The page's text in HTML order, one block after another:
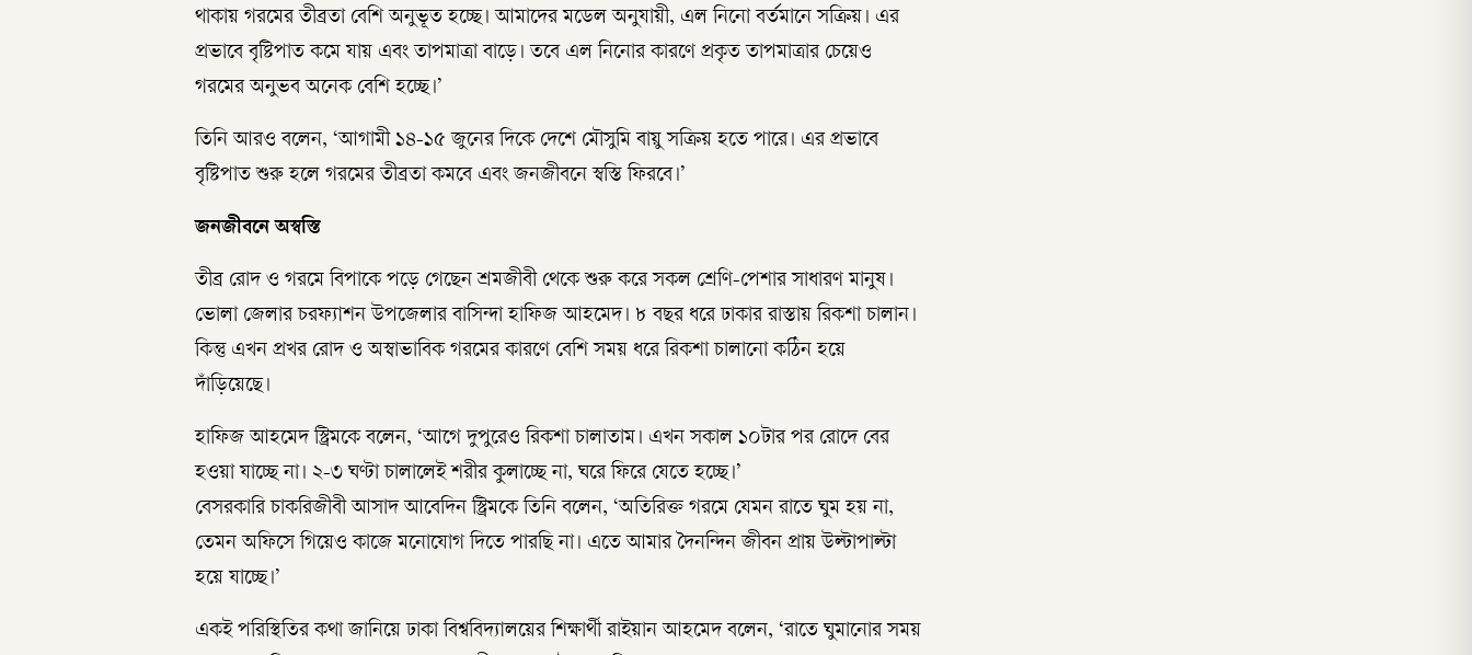
থাকায় গরমের তীব্রতা বেশি অনুভূত হচ্ছে। আমাদের মডেল অনুযায়ী, এল নিনো বর্তমানে সক্রিয়। এর
প্রভাবে বৃষ্টিপাত কমে যায় এবং তাপমাত্রা বাড়ে। তবে এল নিনোর কারণে প্রকৃত তাপমাত্রার চেয়েও
গরমের অনুভব অনেক বেশি হচ্ছে।’
তিনি আরও বলেন, ‘আগামী ১৪-১৫ জুনের দিকে দেশে মৌসুমি বায়ু সক্রিয় হতে পারে। এর প্রভাবে
বৃষ্টিপাত শুরু হলে গরমের তীব্রতা কমবে এবং জনজীবনে স্বস্তি ফিরবে।’
জনজীবনে অস্বস্তি
তীব্র রোদ ও গরমে বিপাকে পড়ে গেছেন শ্রমজীবী থেকে শুরু করে সকল শ্রেণি-পেশার সাধারণ মানুষ।
ভোলা জেলার চরফ্যাশন উপজেলার বাসিন্দা হাফিজ আহমেদ। ৮ বছর ধরে ঢাকার রাস্তায় রিকশা চালান।
কিন্তু এখন প্রখর রোদ ও অস্বাভাবিক গরমের কারণে বেশি সময় ধরে রিকশা চালানো কঠিন হয়ে
দাঁড়িয়েছে।
হাফিজ আহমেদ স্ট্রিমকে বলেন, ‘আগে দুপুরেও রিকশা চালাতাম। এখন সকাল ১০টার পর রোদে বের
হওয়া যাচ্ছে না। ২-৩ ঘণ্টা চালালেই শরীর কুলাচ্ছে না, ঘরে ফিরে যেতে হচ্ছে।’
বেসরকারি চাকরিজীবী আসাদ আবেদিন স্ট্রিমকে তিনি বলেন, ‘অতিরিক্ত গরমে যেমন রাতে ঘুম হয় না,
তেমন অফিসে গিয়েও কাজে মনোযোগ দিতে পারছি না। এতে আমার দৈনন্দিন জীবন প্রায় উল্টাপাল্টা
হয়ে যাচ্ছে।’
একই পরিস্থিতির কথা জানিয়ে ঢাকা বিশ্ববিদ্যালয়ের শিক্ষার্থী রাইয়ান আহমেদ বলেন, ‘রাতে ঘুমানোর সময়